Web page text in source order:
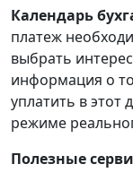
Календарь
платеж
выбрать
информация о
уплатить в этот
режиме
Полезные